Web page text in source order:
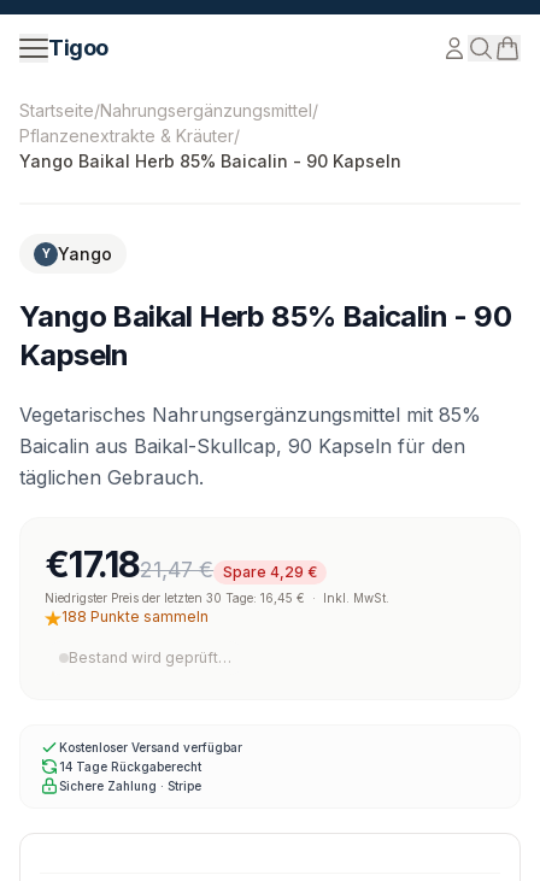
Zum Inhalt springen
Tigoo
©2026Nutri Nordic AB.Alle Rechte vorbehalten.
Startseite/Nahrungsergänzungsmittel/
Pflanzenextrakte & Kräuter/
Yango Baikal Herb 85% Baicalin - 90 Kapseln
Y Yango
Yango Baikal Herb 85% Baicalin - 90
Kapseln
Vegetarisches Nahrungsergänzungsmittel mit 85%
Baicalin aus Baikal-Skullcap, 90 Kapseln für den
täglichen Gebrauch.
€17.1821,47 € Spare 4,29 €
Niedrigster Preis der letzten 30 Tage: 16,45 € · Inkl. MwSt.
188 Punkte sammeln
Bestand wird geprüft…
Kostenloser Versand verfügbar
14 Tage Rückgaberecht
Sichere Zahlung · Stripe